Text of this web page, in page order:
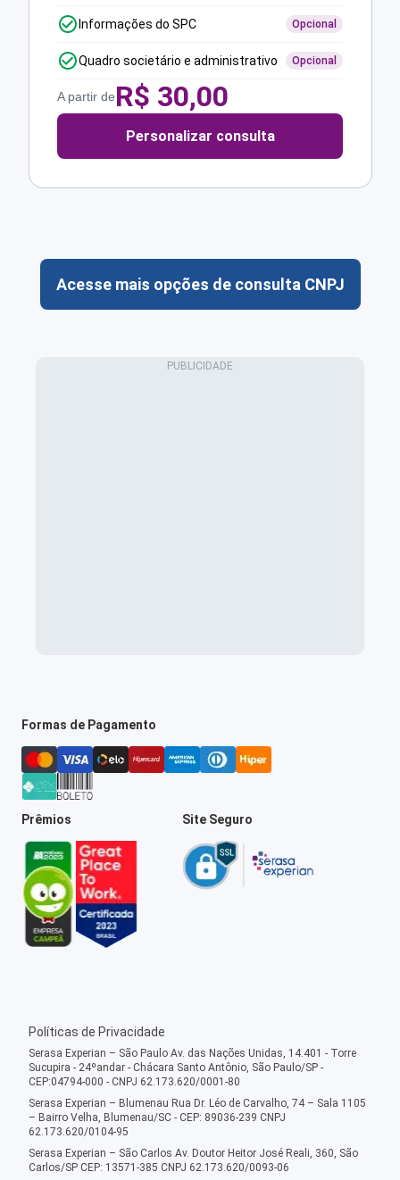
Informações do SPC Opcional
Quadro societário e administrativo Opcional
A partir deR$ 30,00
Personalizar consulta
Acesse mais opções de consulta CNPJ
Formas de Pagamento
Prêmios Site Seguro
Políticas de Privacidade
Serasa Experian – São Paulo Av. das Nações Unidas, 14.401 - Torre
Sucupira - 24ºandar - Chácara Santo Antônio, São Paulo/SP -
CEP:04794-000 - CNPJ 62.173.620/0001-80
Serasa Experian – Blumenau Rua Dr. Léo de Carvalho, 74 – Sala 1105
– Bairro Velha, Blumenau/SC - CEP: 89036-239 CNPJ
62.173.620/0104-95
Serasa Experian – São Carlos Av. Doutor Heitor José Reali, 360, São
Carlos/SP CEP: 13571-385 CNPJ 62.173.620/0093-06